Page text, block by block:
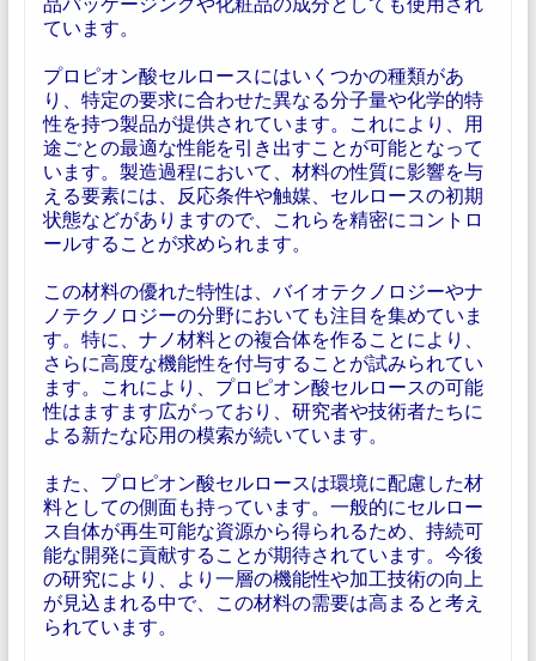
ています。
プロピオン酸セルロースにはいくつかの種類があ
り、特定の要求に合わせた異なる分子量や化学的特
性を持つ製品が提供されています。これにより、用
途ごとの最適な性能を引き出すことが可能となって
います。製造過程において、材料の性質に影響を与
える要素には、反応条件や触媒、セルロースの初期
状態などがありますので、これらを精密にコントロ
ールすることが求められます。
この材料の優れた特性は、バイオテクノロジーやナ
ノテクノロジーの分野においても注目を集めていま
す。特に、ナノ材料との複合体を作ることにより、
さらに高度な機能性を付与することが試みられてい
ます。これにより、プロピオン酸セルロースの可能
性はますます広がっており、研究者や技術者たちに
よる新たな応用の模索が続いています。
また、プロピオン酸セルロースは環境に配慮した材
料としての側面も持っています。一般的にセルロー
ス自体が再生可能な資源から得られるため、持続可
能な開発に貢献することが期待されています。今後
の研究により、より一層の機能性や加工技術の向上
が見込まれる中で、この材料の需要は高まると考え
られています。